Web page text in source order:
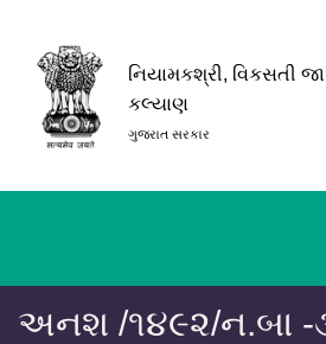
નિયામકશ્રી, વિકસતી
કલ્યાણ
ગુજરાત સરકાર
અનશ /૧૪૯૨/ન.બા -